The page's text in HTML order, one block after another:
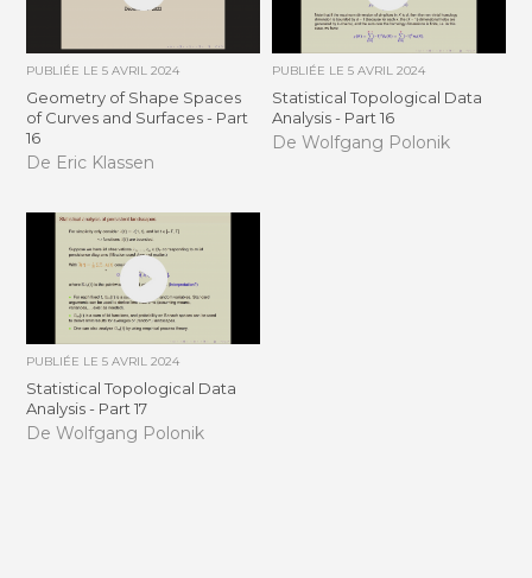
PUBLIÉE LE5 AVRIL 2024
Geometry of Shape Spaces
of Curves and Surfaces - Part
16
De Eric Klassen
PUBLIÉE LE 5 AVRIL 2024
Statistical Topological Data
Analysis - Part 16
De Wolfgang Polonik
PUBLIÉE LE5 AVRIL 2024
Statistical Topological Data
Analysis - Part 17
De Wolfgang Polonik